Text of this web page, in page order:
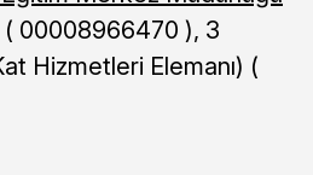
( 00008966470 ), 3
Hizmetleri Elemanı) (